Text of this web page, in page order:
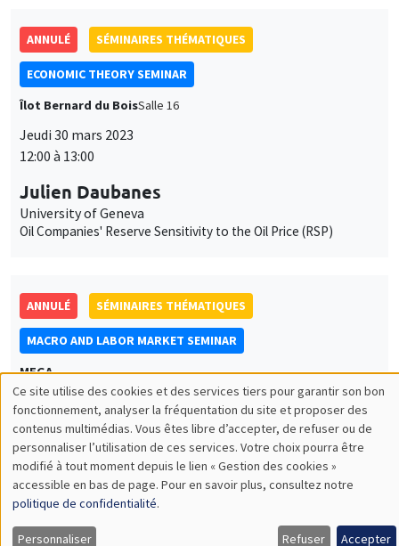
ANNULÉ SÉMINAIRES THÉMATIQUES
ECONOMIC THEORY SEMINAR
Îlot Bernard du BoisSalle 16
Jeudi 30 mars 2023
12:00 à 13:00
Julien Daubanes
University of Geneva
Oil Companies' Reserve Sensitivity to the Oil Price (RSP)
ANNULÉ SÉMINAIRES THÉMATIQUES
MACRO AND LABOR MARKET SEMINAR
MEGA
Jeudi 6 avril 2023
10:00 à 11:00
Jean Imbs
NYU Abu Dhabi
Measuring openness
Utilisation
des
données
personnelles
et
Ce site utilise des cookies et des services tiers pour garantir son bon
fonctionnement, analyser la fréquentation du site et proposer des
contenus multimédias. Vous êtes libre d’accepter, de refuser ou de
personnaliser l’utilisation de ces services. Votre choix pourra être
modifié à tout moment depuis le lien « Gestion des cookies »
accessible en bas de page. Pour en savoir plus, consultez notre
politique de confidentialité.
Personnaliser Refuser Accepter